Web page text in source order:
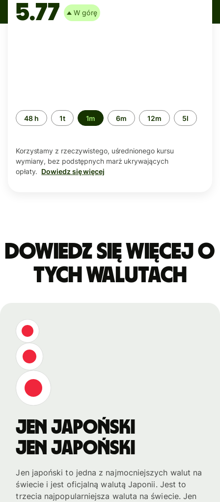
5.77 W górę
Przedział
czasu
48 h 1t 1m 6m 12m 5l
Korzystamy z rzeczywistego, uśrednionego kursu
wymiany, bez podstępnych marż ukrywających
opłaty. Dowiedz się więcej
Dowiedz się więcej o
tych walutach
Jen japoński
Jen japoński
Jen japoński to jedna z najmocniejszych walut na
świecie i jest oficjalną walutą Japonii. Jest to
trzecia najpopularniejsza waluta na świecie. Jen